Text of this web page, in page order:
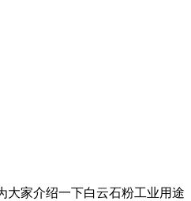
大家介绍一下白云石粉工业用途